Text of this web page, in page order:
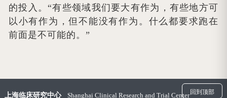
的投入。“有些领域我们要大有作为，有些地方可
以小有作为，但不能没有作为。什么都要求跑在
前面是不可能的。”
上海临床研究中心 Shanghai Clinical Research and Trial Center 回到顶部